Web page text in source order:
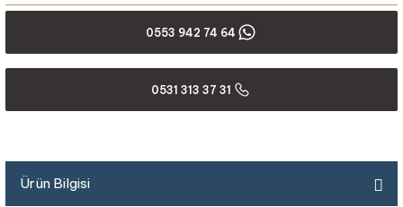
0553 942 74 64
0531 313 37 31
Ürün Bilgisi